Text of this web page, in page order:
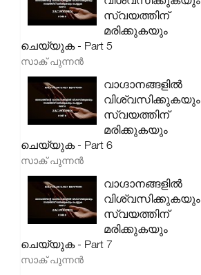
സ്വയത്തിന്
മരിക്കുകയും
ചെയ്യുക - Part 5
സാക് പുന്നൻ
വാഗ്ദാനങ്ങളിൽ
വിശ്വസിക്കുകയും
സ്വയത്തിന്
മരിക്കുകയും
ചെയ്യുക - Part 6
സാക് പുന്നൻ
വാഗ്ദാനങ്ങളിൽ
വിശ്വസിക്കുകയും
സ്വയത്തിന്
മരിക്കുകയും
ചെയ്യുക - Part 7
സാക് പുന്നൻ